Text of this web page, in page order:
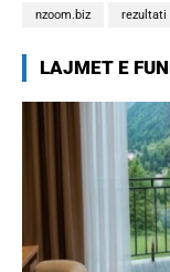
nzoom.biz rezultati
LAJMET E